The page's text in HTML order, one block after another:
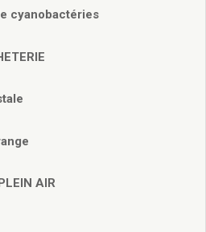
intercommunal
cyanobactéries
AIR